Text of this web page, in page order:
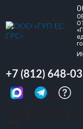
+7 (812) 648-